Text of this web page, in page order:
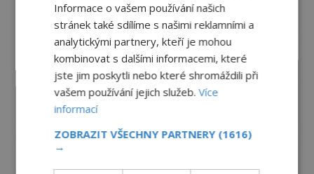
Informace o vašem používání našich
stránek také sdílíme s našimi reklamními a
analytickými partnery, kteří je mohou
kombinovat s dalšími informacemi, které
jste jim poskytli nebo které shromáždili při
vašem používání jejich služeb.Více
informací
ZOBRAZIT VŠECHNY PARTNERY (1616)
→